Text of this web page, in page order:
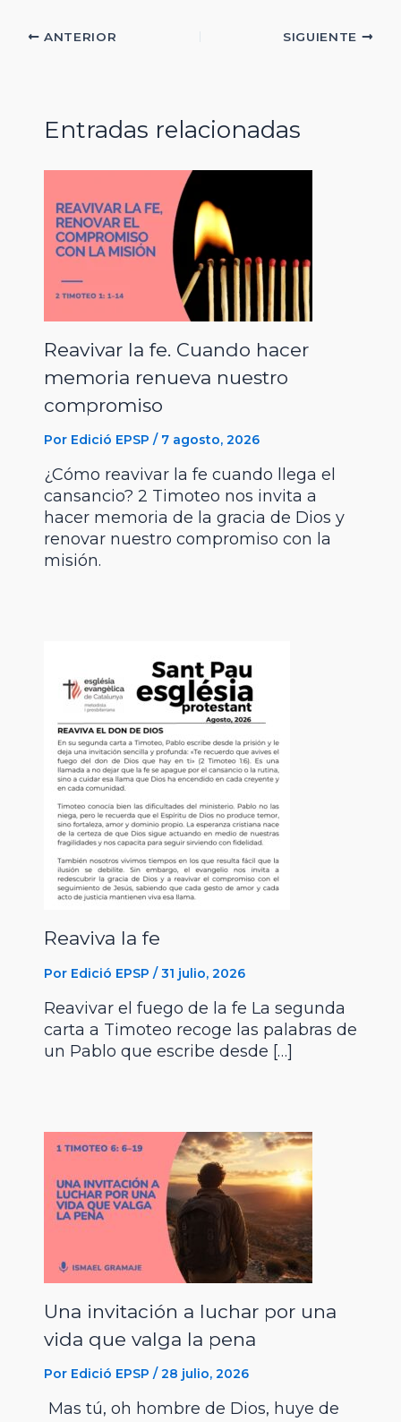
o
o
k
A
p
p
r
a
m
n
g
e
r
r
t
ANTERIOR SIGUIENTE
Entradas relacionadas
Reavivar la fe. Cuando hacer
memoria renueva nuestro
compromiso
Por Edició EPSP / 7 agosto, 2026
¿Cómo reavivar la fe cuando llega el
cansancio? 2 Timoteo nos invita a
hacer memoria de la gracia de Dios y
renovar nuestro compromiso con la
misión.
Reaviva la fe
Por Edició EPSP /31 julio, 2026
Reavivar el fuego de la fe La segunda
carta a Timoteo recoge las palabras de
un Pablo que escribe desde […]
Una invitación a luchar por una
vida que valga la pena
Por Edició EPSP /28 julio, 2026
Mas tú, oh hombre de Dios, huye de